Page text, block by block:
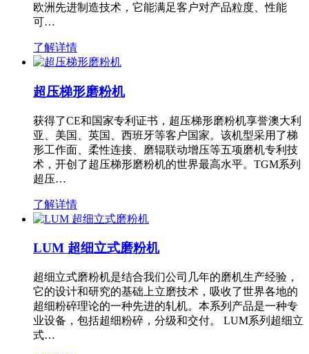
欧洲先进制造技术，它能满足客户对产品粒度、性能
可…
了解详情
超压梯形磨粉机
获得了CE和国家专利证书，超压梯形磨粉机享誉澳大利
亚、美国、英国、西班牙等客户国家。该机型采用了梯
形工作面、柔性连接、磨辊联动增压等五项磨机专利技
术，开创了超压梯形磨粉机的世界最高水平。TGM系列
超压…
了解详情
LUM 超细立式磨粉机
超细立式磨粉机是结合我们公司几年的磨机生产经验，
它的设计和研究的基础上立磨技术，吸收了世界各地的
超细粉碎理论的一种先进的轧机。本系列产品是一种专
业设备，包括超细粉碎，分级和交付。 LUM系列超细立
式…